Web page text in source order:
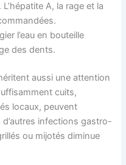
A, la rage et la
l’eau en bouteille
des dents.
aussi une attention
cuits,
locaux, peuvent
infections gastro-
ou mijotés diminue